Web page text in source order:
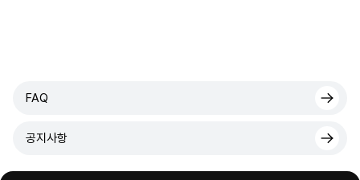
FAQ
공지사항